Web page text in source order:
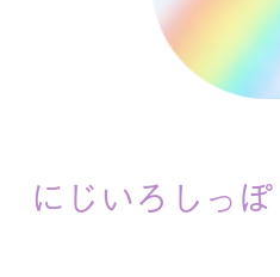
にじいろしっぽ